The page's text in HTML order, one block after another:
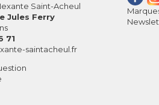
Saint-Acheul
Jules Ferry
71
saintacheul.fr